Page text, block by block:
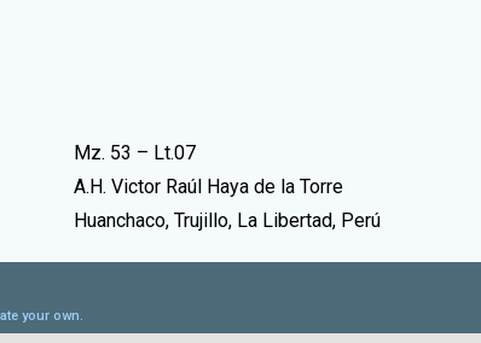
Mz. 53 – Lt.07
A.H. Victor Raúl Haya de la Torre
Huanchaco, Trujillo, La Libertad, Perú